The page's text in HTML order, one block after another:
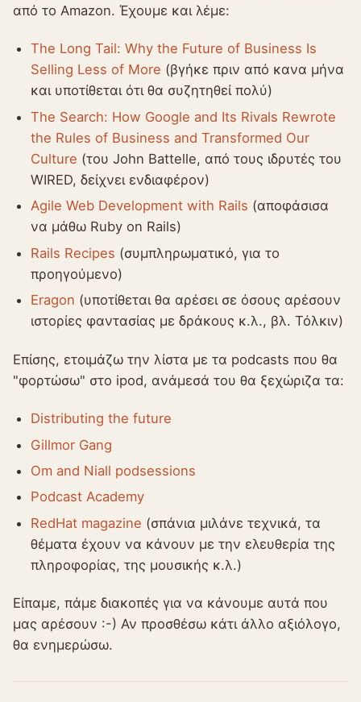
από το Amazon. Έχουμε και λέμε:
The Long Tail: Why the Future of Business Is
Selling Less of More (βγήκε πριν από κανα μήνα
και υποτίθεται ότι θα συζητηθεί πολύ)
The Search: How Google and Its Rivals Rewrote
the Rules of Business and Transformed Our
Culture (του John Battelle, από τους ιδρυτές του
WIRED, δείχνει ενδιαφέρον)
Agile Web Development with Rails (αποφάσισα
να μάθω Ruby on Rails)
Rails Recipes (συμπληρωματικό, για το
προηγούμενο)
Eragon (υποτίθεται θα αρέσει σε όσους αρέσουν
ιστορίες φαντασίας με δράκους κ.λ., βλ. Τόλκιν)
Επίσης, ετοιμάζω την λίστα με τα podcasts που θα
"φορτώσω" στο ipod, ανάμεσά του θα ξεχώριζα τα:
Distributing the future
Gillmor Gang
Om and Niall podsessions
Podcast Academy
RedHat magazine (σπάνια μιλάνε τεχνικά, τα
θέματα έχουν να κάνουν με την ελευθερία της
πληροφορίας, της μουσικής κ.λ.)
Είπαμε, πάμε διακοπές για να κάνουμε αυτά που
μας αρέσουν :-) Αν προσθέσω κάτι άλλο αξιόλογο,
θα ενημερώσω.